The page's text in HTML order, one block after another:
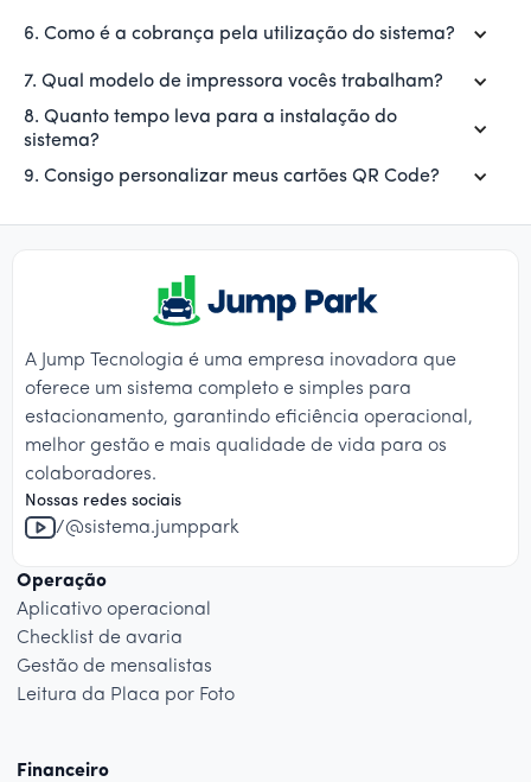
6. Como é a cobrança pela utilização do sistema?
7. Qual modelo de impressora vocês trabalham?
8. Quanto tempo leva para a instalação do
sistema?
9. Consigo personalizar meus cartões QR Code?
A Jump Tecnologia é uma empresa inovadora que
oferece um sistema completo e simples para
estacionamento, garantindo eficiência operacional,
melhor gestão e mais qualidade de vida para os
colaboradores.
Nossas redes sociais
/@sistema.jumppark
Operação
Aplicativo operacional
Checklist de avaria
Gestão de mensalistas
Leitura da Placa por Foto
Financeiro